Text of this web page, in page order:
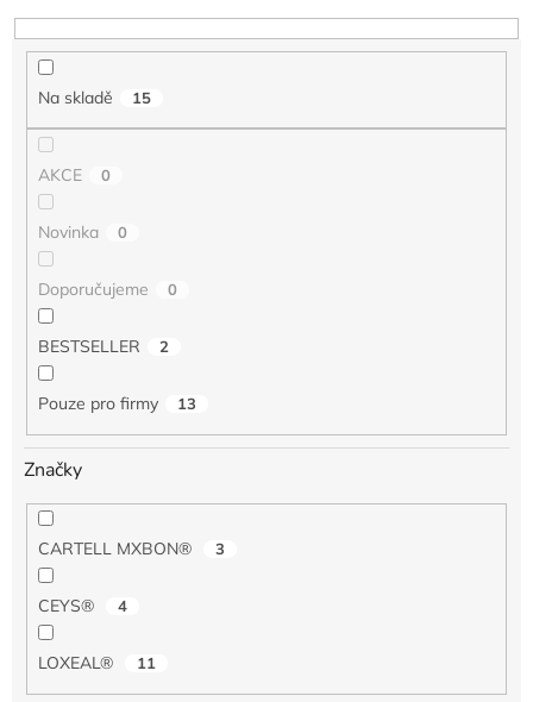
u
Na skladě 15
AKCE 0
Novinka 0
Doporučujeme 0
BESTSELLER 2
Pouze pro firmy 13
Značky
CARTELL MXBON® 3
CEYS® 4
LOXEAL® 11